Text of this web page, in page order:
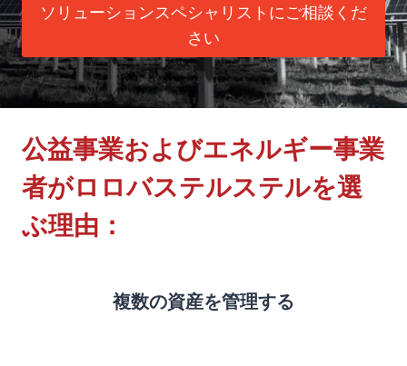
ソリューションスペシャリストにご相談くだ
さい
公益事業およびエネルギー事業
者がロロバステルステルを選
ぶ理由：
複数の資産を管理する